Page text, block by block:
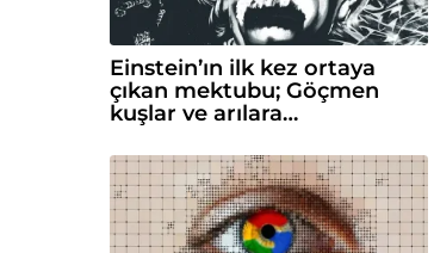
Einstein’ın ilk kez ortaya
çıkan mektubu; Göçmen
kuşlar ve arılara…